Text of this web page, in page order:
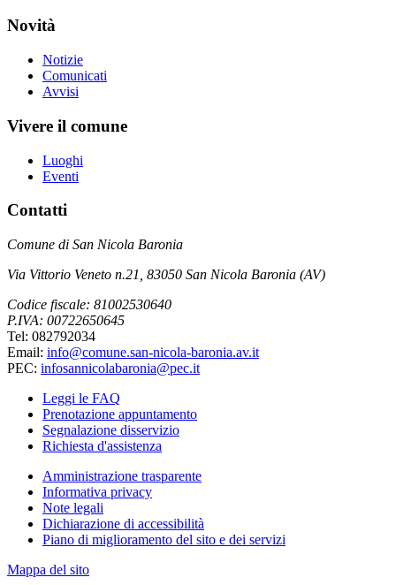
Novità
Notizie
Comunicati
Avvisi
Vivere il comune
Luoghi
Eventi
Contatti
Comune di San Nicola Baronia
Via Vittorio Veneto n.21, 83050 San Nicola Baronia (AV)
Codice fiscale: 81002530640
P.IVA: 00722650645
Tel: 082792034
Email: info@comune.san-nicola-baronia.av.it
PEC: infosannicolabaronia@pec.it
Leggi le FAQ
Prenotazione appuntamento
Segnalazione disservizio
Richiesta d'assistenza
Amministrazione trasparente
Informativa privacy
Note legali
Dichiarazione di accessibilità
Piano di miglioramento del sito e dei servizi
Mappa del sito